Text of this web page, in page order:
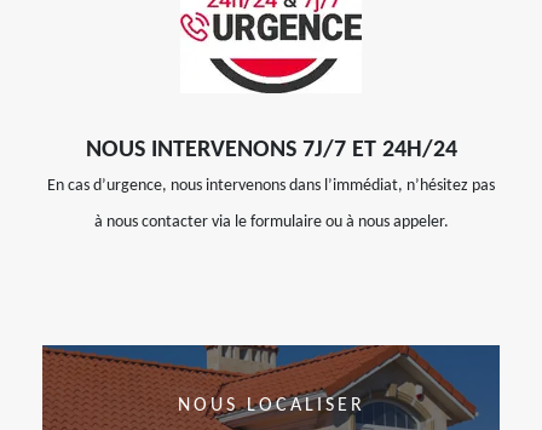
NOUS INTERVENONS 7J/7 ET 24H/24
En cas d’urgence, nous intervenons dans l’immédiat, n’hésitez pas
à nous contacter via le formulaire ou à nous appeler.
NOUS LOCALISER